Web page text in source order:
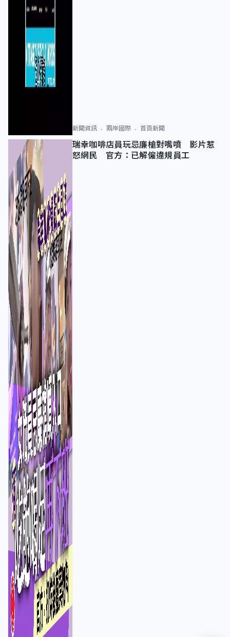
新聞資訊 兩岸國際 首頁新聞
瑞幸咖啡店員玩忌廉槍對嘴噴 影片惹
怒網民 官方：已解僱違規員工